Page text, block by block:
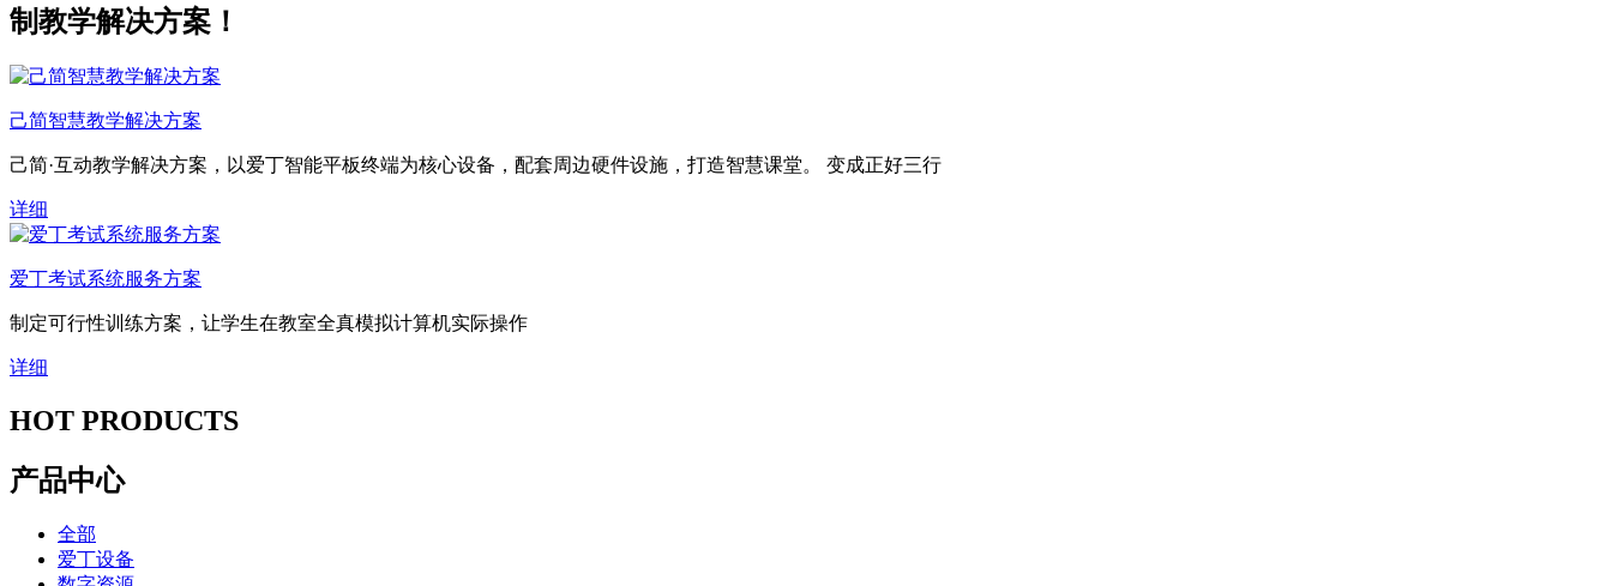
制教学解决方案！
己简智慧教学解决方案
己简·互动教学解决方案，以爱丁智能平板终端为核心设备，配套周边硬件设施，打造智慧课堂。 变成正好三行
详细
爱丁考试系统服务方案
制定可行性训练方案，让学生在教室全真模拟计算机实际操作
详细
HOT PRODUCTS
产品中心
全部
爱丁设备